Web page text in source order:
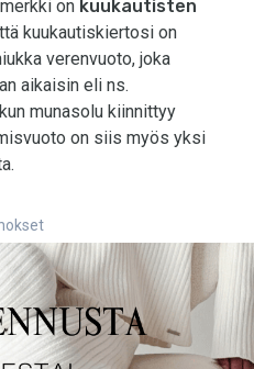
on kuukautisten
kuukautiskiertosi on
verenvuoto, joka
aikaisin eli ns.
munasolu kiinnittyy
on siis myös yksi